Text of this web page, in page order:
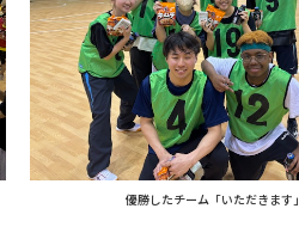
優勝したチーム「いただきます」